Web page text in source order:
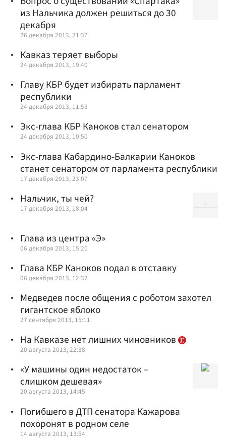
из Нальчика должен решиться до 30
декабря
26 декабря 2013, 21:37
Кавказ теряет выборы
24 декабря 2013, 19:40
Главу КБР будет избирать парламент
республики
24 декабря 2013, 11:53
Экс-глава КБР Каноков стал сенатором
24 декабря 2013, 10:50
Экс-глава Кабардино-Балкарии Каноков
станет сенатором от парламента республики
17 декабря 2013, 23:07
Нальчик, ты чей?
17 декабря 2013, 18:04
Глава из центра «Э»
06 декабря 2013, 15:20
Глава КБР Каноков подал в отставку
06 декабря 2013, 12:32
Медведев после общения с роботом захотел
гигантское яблоко
27 сентября 2013, 15:11
На Кавказе нет лишних чиновников
20 августа 2013, 22:38
«У машины один недостаток –
слишком дешевая»
20 августа 2013, 14:45
Погибшего в ДТП сенатора Кажарова
похоронят в родном селе
14 августа 2013, 13:54